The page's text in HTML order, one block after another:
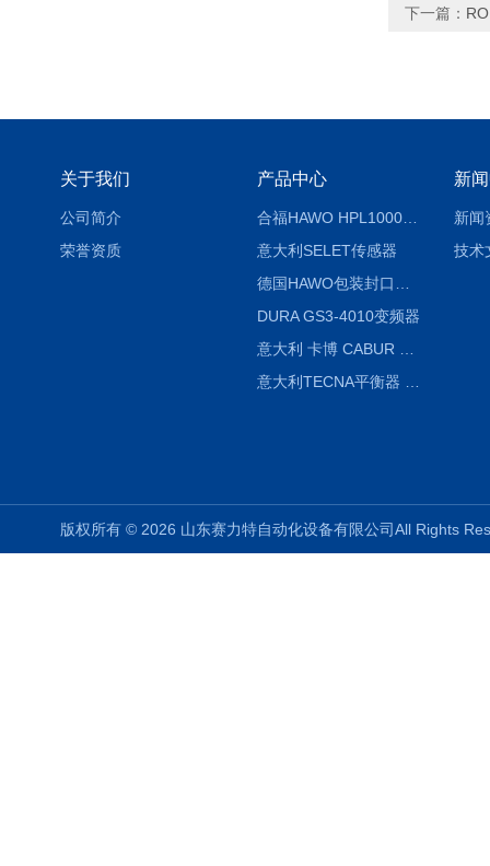
下一篇：
关于我们
公司简介
荣誉资质
产品中心
合福HAWO HPL1000AS封口机
意大利SELET传感器
DURA GS3-4010变频器
新
新闻
技术
版权所有 © 2026 山东赛力特自动化设备有限公司All Rights